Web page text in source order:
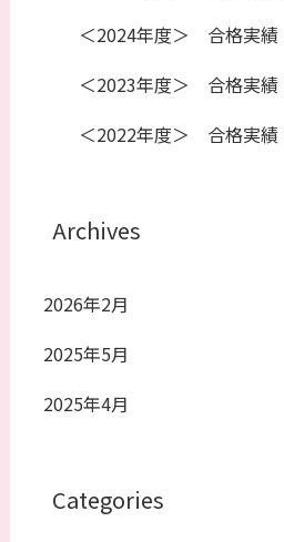
＜2024年度＞ 合格実績
＜2023年度＞ 合格実績
＜2022年度＞ 合格実績
Archives
2026年2月
2025年5月
2025年4月
Categories